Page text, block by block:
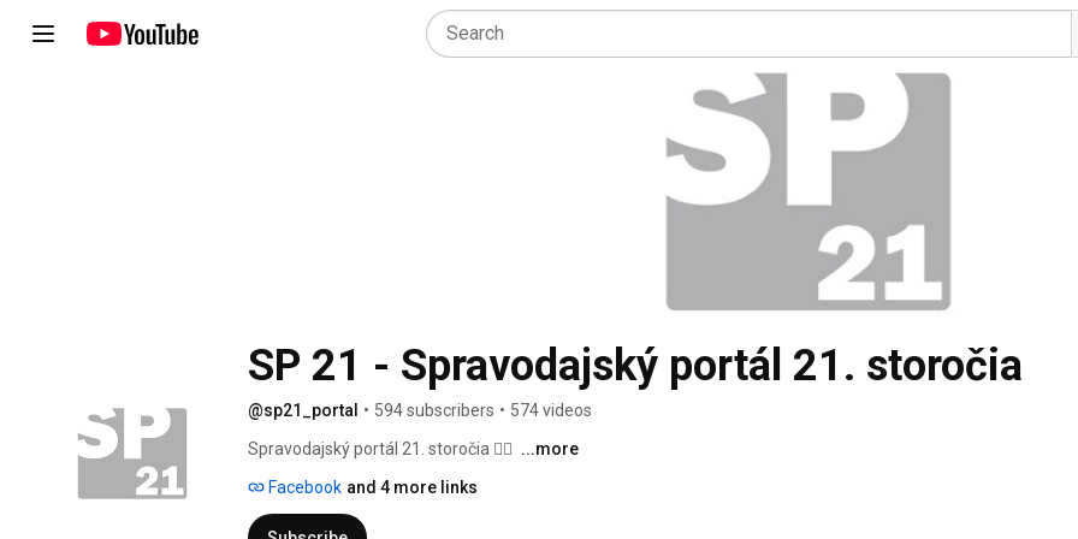
@sp21_portal • 594 subscribers • 574 videos
Spravodajský portál 21. storočia ✍🏻 ...more
Facebook and 4 more links